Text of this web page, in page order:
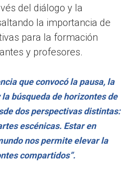
del diálogo y la
la importancia de
para la formación
y profesores.
que convocó la pausa, la
búsqueda de horizontes de
dos perspectivas distintas:
escénicas. Estar en
nos permite elevar la
compartidos”.